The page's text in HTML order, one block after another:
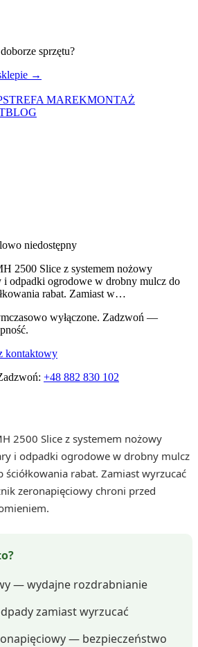
sprzętu?
→
STREFA MAREKMONTAŻ
BLOG
niedostępny
2500 Slice z systemem nożowy
i odpadki ogrodowe w drobny mulcz do
rabat. Zamiast w…
wyłączone. Zadzwoń —
kontaktowy
+48 882 830 102
2500 Slice z systemem nożowy
i odpadki ogrodowe w drobny mulcz
rabat. Zamiast wyrzucać
zeronapięciowy chroni przed
— wydajne rozdrabnianie
zamiast wyrzucać
— bezpieczeństwo